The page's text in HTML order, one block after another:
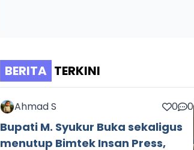
BERITA TERKINI
Ahmad S 0 0
Bupati M. Syukur Buka sekaligus
menutup Bimtek Insan Press,